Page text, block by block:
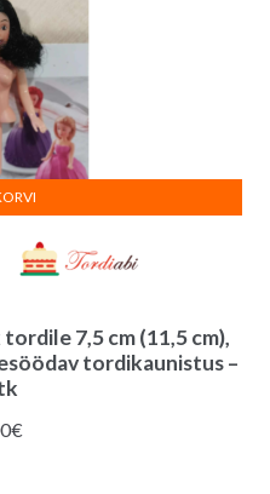
7,5 cm (11,5 cm),
tordikaunistus –
€